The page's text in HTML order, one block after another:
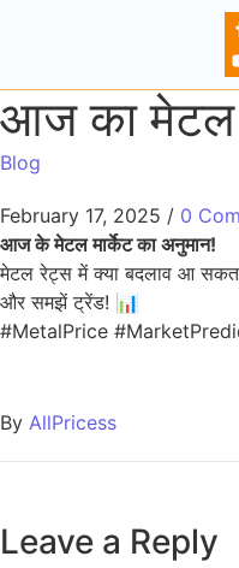
आज का मेटल
Blog
February 17, 2025 / 0
आज के मेटल मार्केट का अनुमान!
मेटल रेट्स में क्या बदलाव आ
और समझें ट्रेंड! 📊
#MetalPrice
By AllPricess
Leave a Reply